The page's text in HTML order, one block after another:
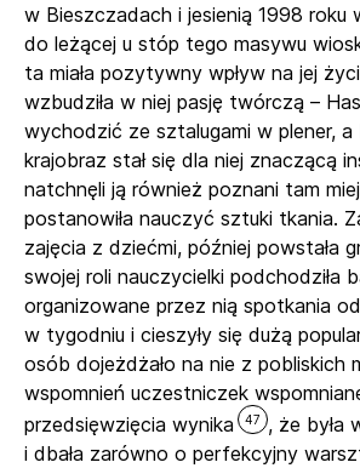
w Bieszczadach i jesienią 1998 roku
do leżącej u stóp tego masywu
ta miała pozytywny wpływ na jej
wzbudziła w niej pasję twórczą –
wychodzić ze sztalugami w plener, a
krajobraz stał się dla niej znaczącą
natchnęli ją również poznani tam
postanowiła nauczyć sztuki tkania.
zajęcia z dziećmi, później powstała
swojej roli nauczycielki podchodziła
organizowane przez nią spotkania
w tygodniu i cieszyły się dużą
osób dojeżdżało na nie z pobliskich
wspomnień uczestniczek
przedsięwzięcia wynika
47
, że była
i dbała zarówno o perfekcyjny